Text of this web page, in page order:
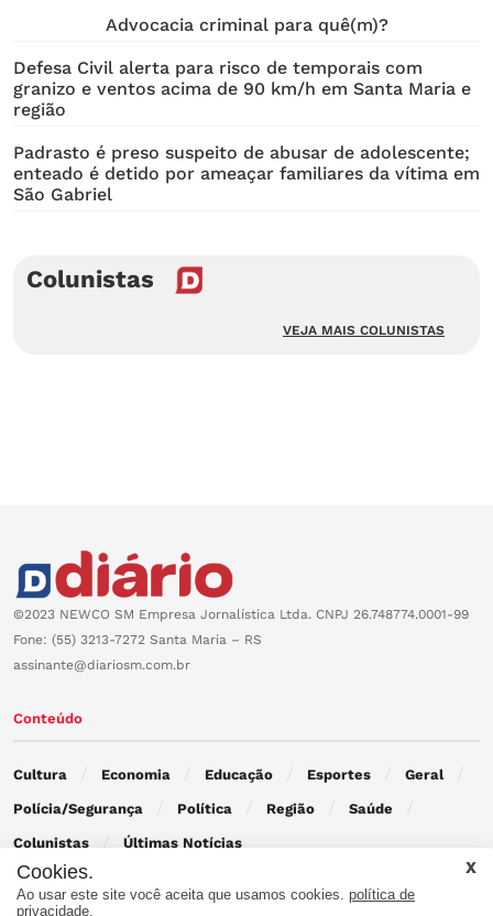
Advocacia criminal para quê(m)?
Defesa Civil alerta para risco de temporais com
granizo e ventos acima de 90 km/h em Santa Maria e
região
Padrasto é preso suspeito de abusar de adolescente;
enteado é detido por ameaçar familiares da vítima em
São Gabriel
Colunistas
VEJA MAIS COLUNISTAS
©2023 NEWCO SM Empresa Jornalística Ltda. CNPJ 26.748774.0001-99
Fone: (55) 3213-7272 Santa Maria – RS
assinante@diariosm.com.br
Conteúdo
Cultura Economia Educação Esportes Geral
Polícia/Segurança Política Região Saúde
Colunistas Últimas Notícias
Contato
Cookies.
Ao usar este site você aceita que usamos cookies. política de
privacidade.